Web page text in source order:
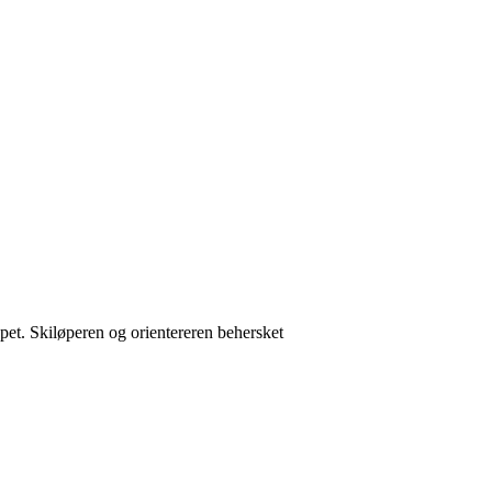
Skiløperen og orientereren behersket